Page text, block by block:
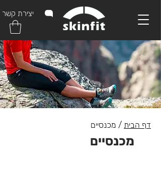
יצירת קשר
דף הבית / מכנסיים
מכנסיים